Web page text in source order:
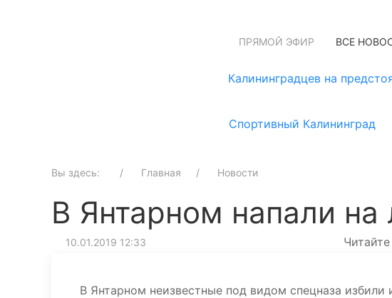
ПРЯМОЙ ЭФИР ВСЕ
Калининградцев на
Спортивный Калининград
Вы здесь: Главная Новости
В Янтарном напали на
10.01.2019 12:33
В Янтарном неизвестные под видом спецназа